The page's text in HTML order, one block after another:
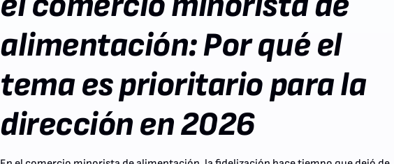
alimentación: Por qué el
tema es prioritario para la
dirección en 2026